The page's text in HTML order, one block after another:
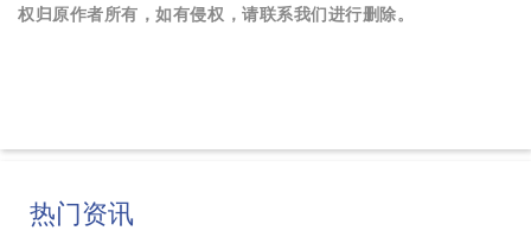
权归原作者所有，如有侵权，请联系我们进行删除。
热门资讯